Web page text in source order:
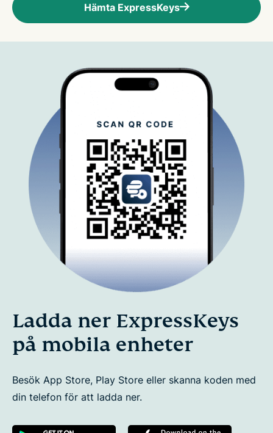
Hämta ExpressKeys
Ladda ner ExpressKeys
på mobila enheter
Besök App Store, Play Store eller skanna koden med
din telefon för att ladda ner.